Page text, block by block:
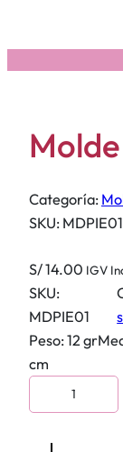
Categoría:
SKU: MDPIE01
S/14.00 IGV
SKU:
MDPIE01
Peso: 12
cm
o